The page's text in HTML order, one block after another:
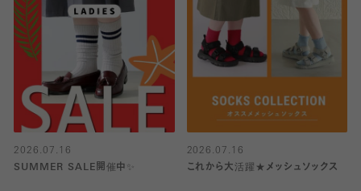
2026.07.16
SUMMER SALE開催中✨
2026.07.16
これから大活躍★メッシュソックス